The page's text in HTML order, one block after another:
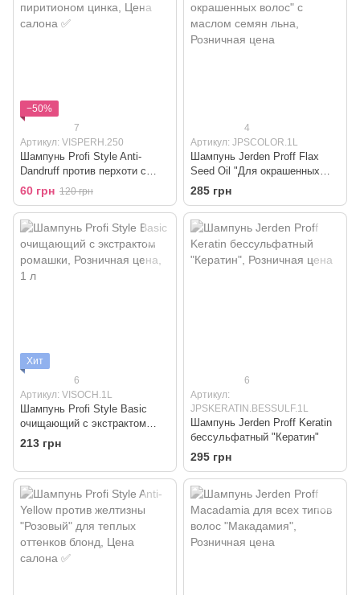
−50%
7
Артикул: VISPERH.250
Шампунь Profi Style Anti-
Dandruff против перхоти с
пиритионом цинка
60 грн 120 грн
4
Артикул: JPSCOLOR.1L
Шампунь Jerden Proff Flax
Seed Oil "Для окрашенных
волос" с маслом семян льна
285 грн
Хит
6
Артикул: VISOCH.1L
Шампунь Profi Style Basic
очищающий с экстрактом
ромашки
213 грн
6
Артикул:
JPSKERATIN.BESSULF.1L
Шампунь Jerden Proff Keratin
бессульфатный "Кератин"
295 грн